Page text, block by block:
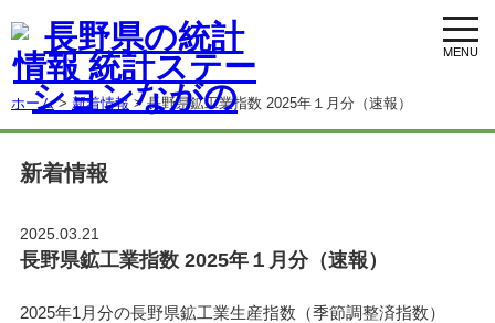
ホーム> 新着情報 > 長野県鉱工業指数 2025年１月分（速報）
新着情報
2025.03.21
長野県鉱工業指数 2025年１月分（速報）
2025年1月分の長野県鉱工業生産指数（季節調整済指数）